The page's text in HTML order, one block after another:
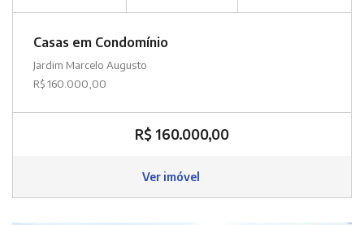
Casas em Condomínio
Jardim Marcelo Augusto
R$ 160.000,00
R$ 160.000,00
Ver imóvel